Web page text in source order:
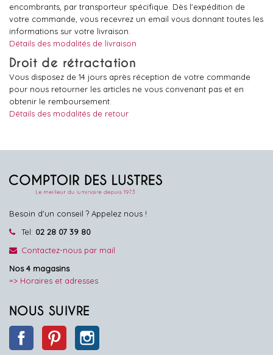
encombrants, par transporteur spécifique. Dès l'expédition de
votre commande, vous recevrez un email vous donnant toutes les
informations sur votre livraison.
Détails des modalités de livraison
Droit de rétractation
Vous disposez de 14 jours après réception de votre commande
pour nous retourner les articles ne vous convenant pas et en
obtenir le remboursement.
Détails des modalités de retour
Besoin d'un conseil ? Appelez nous !
Tel: 02 28 07 39 80
Contactez-nous par mail
Nos 4 magasins
=> Horaires et adresses
NOUS SUIVRE
Facebook Pinterest